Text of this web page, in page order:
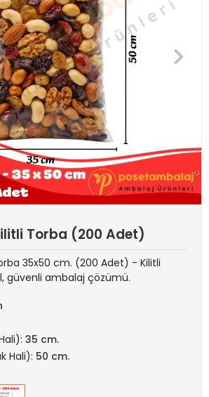
Torba (200 Adet)
35x50 cm. (200 Adet) - Kilitli
güvenli ambalaj çözümü.
35 cm.
Hali): 50 cm.